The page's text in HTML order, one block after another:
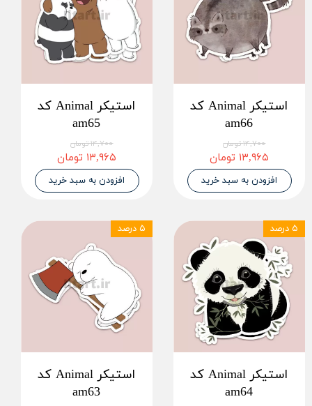
استیکر Animal کد
am66
۱۴,۷۰۰ تومان
۱۳,۹۶۵ تومان
افزودن به سبد خرید
استیکر Animal کد
am65
۱۴,۷۰۰ تومان
۱۳,۹۶۵ تومان
افزودن به سبد خرید
استیکر Animal کد
am64
۵ درصد
استیکر Animal کد
am63
۵ درصد